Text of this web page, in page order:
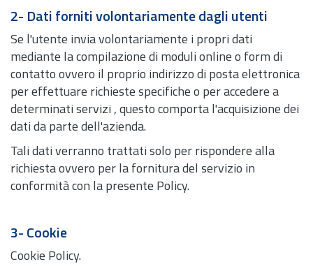
2- Dati forniti volontariamente dagli utenti
Se l'utente invia volontariamente i propri dati
mediante la compilazione di moduli online o form di
contatto ovvero il proprio indirizzo di posta elettronica
per effettuare richieste specifiche o per accedere a
determinati servizi , questo comporta l'acquisizione dei
dati da parte dell'azienda.
Tali dati verranno trattati solo per rispondere alla
richiesta ovvero per la fornitura del servizio in
conformità con la presente Policy.
3- Cookie
Cookie Policy.